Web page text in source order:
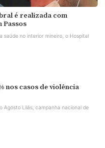
é realizada com
Passos
saúde no interior mineiro, o Hospital
nos casos de violência
Agosto Lilás, campanha nacional de